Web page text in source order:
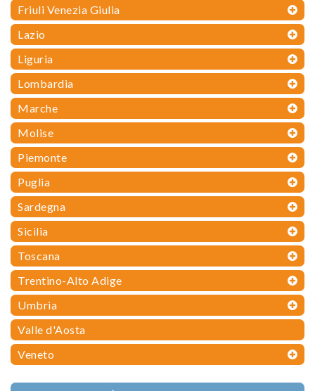
Friuli Venezia Giulia
Lazio
Liguria
Lombardia
Marche
Molise
Piemonte
Puglia
Sardegna
Sicilia
Toscana
Trentino-Alto Adige
Umbria
Valle d'Aosta
Veneto